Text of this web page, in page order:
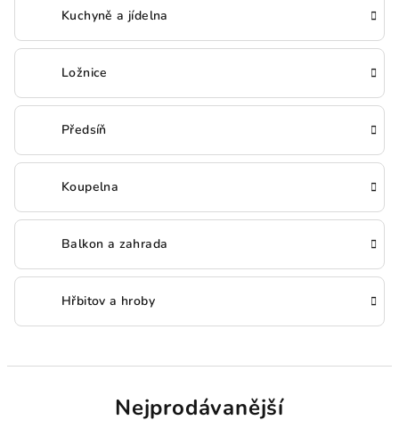
Kuchyně a jídelna
Ložnice
Předsíň
Koupelna
Balkon a zahrada
Hřbitov a hroby
Nejprodávanější